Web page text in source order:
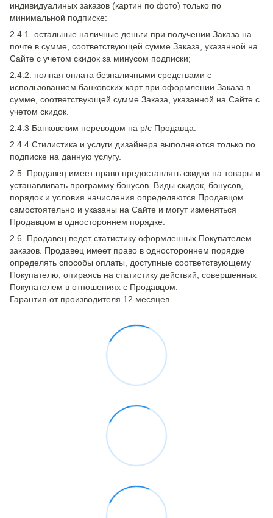
индивидуалиных заказов (картин по фото) только по
минимальной подписке:
2.4.1. остальные наличные деньги при получении Заказа на
почте в сумме, соответствующей сумме Заказа, указанной на
Сайте с учетом скидок за минусом подписки;
2.4.2. полная оплата безналичными средствами с
использованием банковских карт при оформлении Заказа в
сумме, соответствующей сумме Заказа, указанной на Сайте с
учетом скидок.
2.4.3 Банковским переводом на р/с Продавца.
2.4.4 Стилистика и услуги дизайнера выполняются только по
подписке на данную услугу.
2.5. Продавец имеет право предоставлять скидки на товары и
устанавливать программу бонусов. Виды скидок, бонусов,
порядок и условия начисления определяются Продавцом
самостоятельно и указаны на Сайте и могут изменяться
Продавцом в одностороннем порядке.
2.6. Продавец ведет статистику оформленных Покупателем
заказов. Продавец имеет право в одностороннем порядке
определять способы оплаты, доступные соответствующему
Покупателю, опираясь на статистику действий, совершенных
Покупателем в отношениях с Продавцом.
Гарантия от производителя 12 месяцев